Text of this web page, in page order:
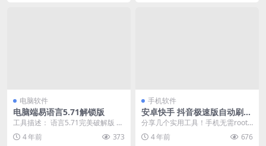
电脑软件
电脑端易语言5.71解锁版
工具描述： 语言5.71完美破解版 工
具截图：
4 年前 373
手机软件
安卓快手 抖音极速版自动刷视
频撸金币 抖音涨粉助手
分享几个实用工具！手机无需root
权限都可以使用！软件工具完全免
费使用！！ 【软...
4 年前 676